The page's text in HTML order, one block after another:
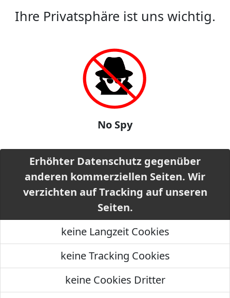
Ihre Privatsphäre ist uns wichtig.
No Spy
Erhöhter Datenschutz gegenüber
anderen kommerziellen Seiten. Wir
verzichten auf Tracking auf unseren
Seiten.
keine Langzeit Cookies
keine Tracking Cookies
keine Cookies Dritter